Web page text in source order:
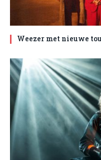
Weezer met nieuwe